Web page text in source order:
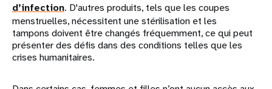
d’infection. D'autres produits, tels que les coupes
menstruelles, nécessitent une stérilisation et les
tampons doivent être changés fréquemment, ce qui peut
présenter des défis dans des conditions telles que les
crises humanitaires.